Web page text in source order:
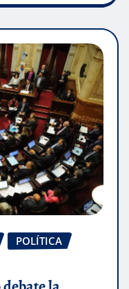
POLÍTICA